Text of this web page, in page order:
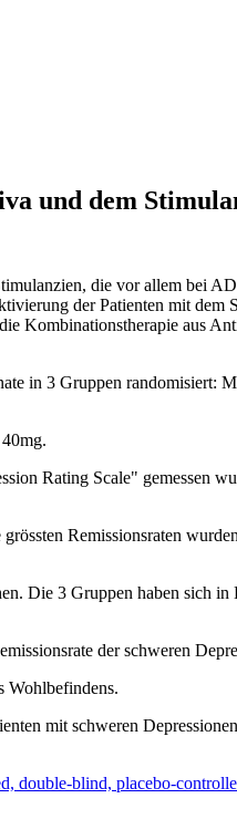
und dem
die vor allem bei
der Patienten mit dem
Kombinationstherapie aus
in 3 Gruppen
Rating Scale" gemessen
Remissionsraten
Die 3 Gruppen haben sich
der schweren
Wohlbefindens.
mit schweren
double-blind, placebo-